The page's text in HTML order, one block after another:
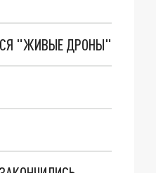
"ЖИВЫЕ ДРОНЫ"